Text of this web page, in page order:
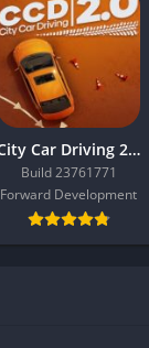
City Car Driving 2.0
Build 23761771
Forward Development